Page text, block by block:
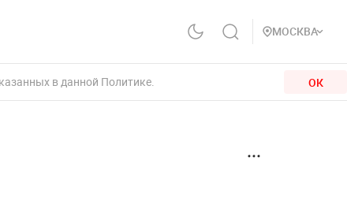
МОСКВА
в данной Политике. ОК